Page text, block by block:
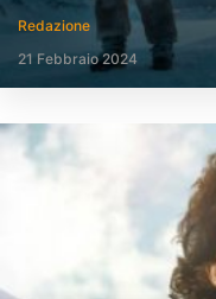
Redazione
21 Febbraio 2024